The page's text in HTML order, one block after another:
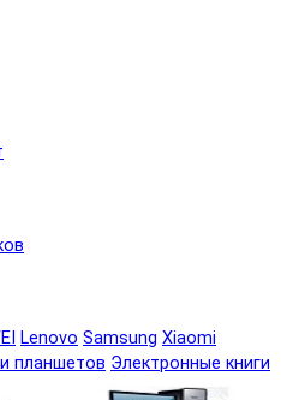
Lenovo Samsung Xiaomi
планшетов Электронные книги